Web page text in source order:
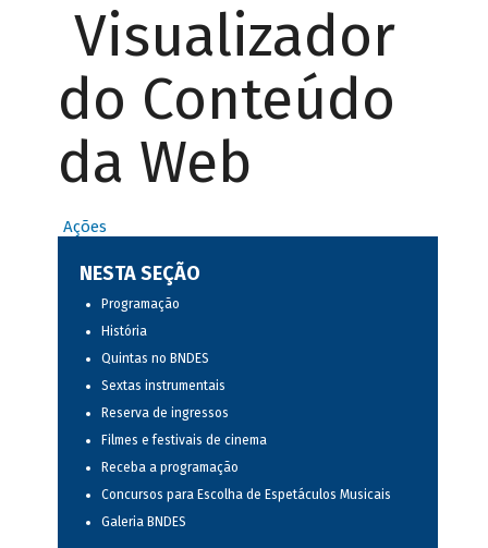
Visualizador
do Conteúdo
da Web
Ações
NESTA SEÇÃO
Programação
História
Quintas no BNDES
Sextas instrumentais
Reserva de ingressos
Filmes e festivais de cinema
Receba a programação
Concursos para Escolha de Espetáculos Musicais
Galeria BNDES